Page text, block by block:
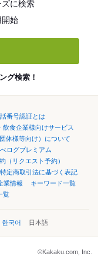
に検索
開始
グ検索！
番号認証とは
飲食企業様向けサービス
体様等向け）について
ログプレミアム
（リクエスト予約）
特定商取引法に基づく表記
業情報
キーワード一覧
覧
한국어 日本語
©Kakaku.com, Inc.